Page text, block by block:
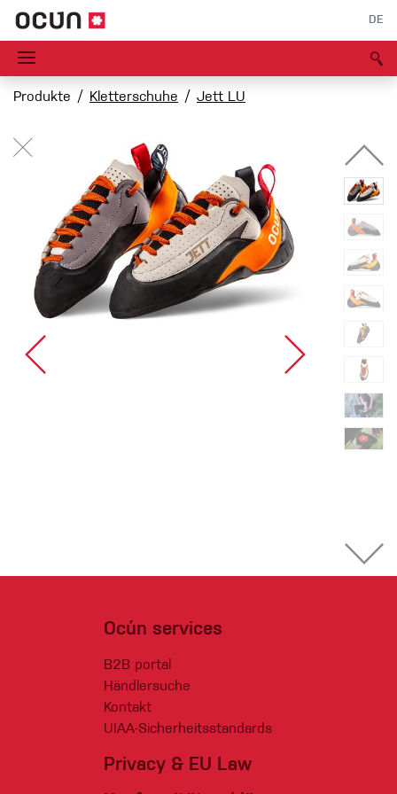
DE
Produkte Kletterschuhe Jett LU
Ocún services
B2B portal
Händlersuche
Kontakt
UIAA-Sicherheitsstandards
Privacy & EU Law